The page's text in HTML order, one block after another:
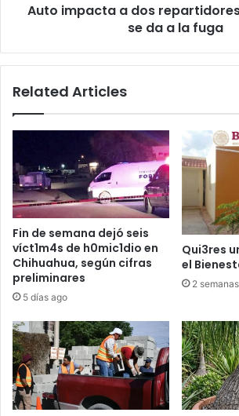
fuga
Auto impacta a dos
se da a la fuga
Related Articles
Fin de semana dejó seis
víct1m4s de h0mic1dio en
Chihuahua, según cifras
preliminares
5 días ago
Qui3res
el
2